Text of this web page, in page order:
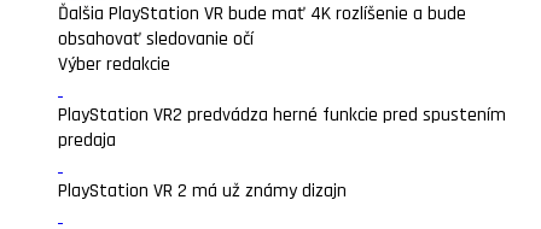
Ďalšia PlayStation VR bude mať 4K rozlíšenie a bude
obsahovať sledovanie očí
Výber redakcie
PlayStation VR2 predvádza herné funkcie pred spustením
predaja
PlayStation VR 2 má už známy dizajn